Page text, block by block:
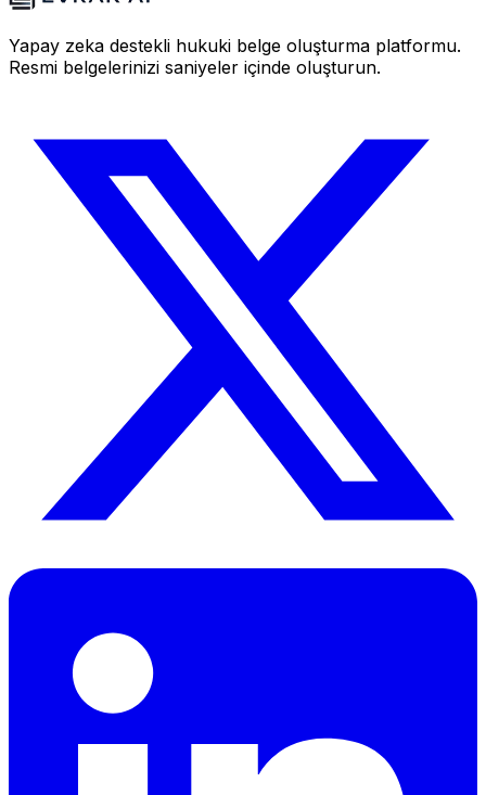
Yapay zeka destekli hukuki belge oluşturma platformu.
Resmi belgelerinizi saniyeler içinde oluşturun.